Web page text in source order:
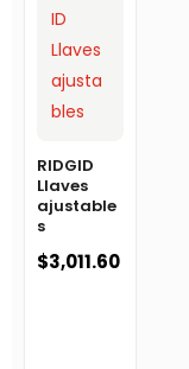
RIDGID
Llaves
ajustable
s
$3,011.60